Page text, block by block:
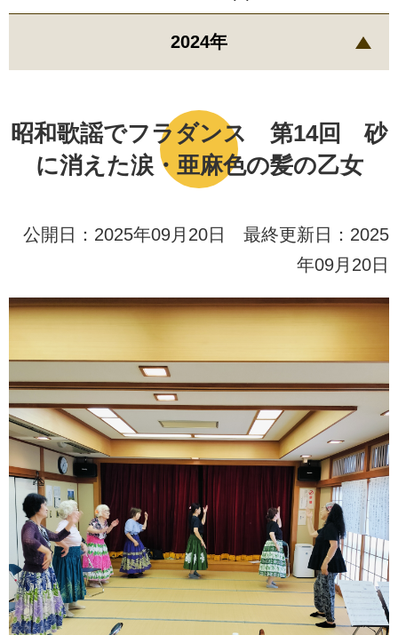
昭和歌謡でフラダンス 第14回 砂
に消えた涙・亜麻色の髪の乙女
公開日：2025年09月20日 最終更新日：2025
年09月20日
2024年